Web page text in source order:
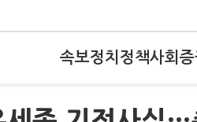
속보정치 정책사회 증